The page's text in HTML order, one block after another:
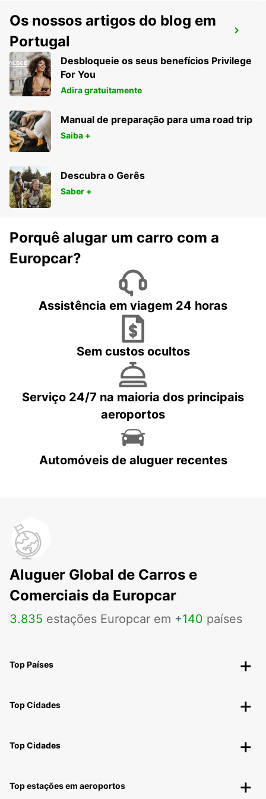
AVESTA BILMETRO
AVESTA - SWEDEN
Os nossos artigos do blog em
Portugal
Desbloqueie os seus benefícios Privilege
For You
Adira gratuitamente
Manual de preparação para uma road trip
Saiba +
Descubra o Gerês
Saber +
Porquê alugar um carro com a
Europcar?
Assistência em viagem 24 horas
Sem custos ocultos
Serviço 24/7 na maioria dos principais
aeroportos
Automóveis de aluguer recentes
Aluguer Global de Carros e
Comerciais da Europcar
3.835 estações Europcar em +140 países
Top Países
Top Cidades
Top Cidades
Top estações em aeroportos